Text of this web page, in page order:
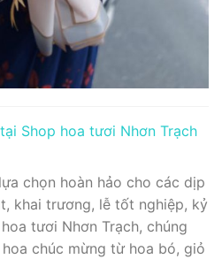
Shop hoa tươi Nhơn Trạch
chọn hoàn hảo cho các dịp
khai trương, lễ tốt nghiệp, kỷ
tươi Nhơn Trạch, chúng
chúc mừng từ hoa bó, giỏ